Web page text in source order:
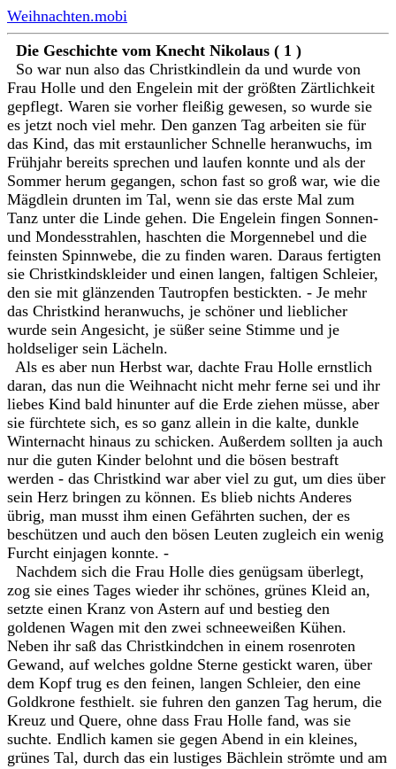
Weihnachten.mobi
Die Geschichte vom Knecht Nikolaus ( 1 )
So war nun also das Christkindlein da und wurde von
Frau Holle und den Engelein mit der größten Zärtlichkeit
gepflegt. Waren sie vorher fleißig gewesen, so wurde sie
es jetzt noch viel mehr. Den ganzen Tag arbeiten sie für
das Kind, das mit erstaunlicher Schnelle heranwuchs, im
Frühjahr bereits sprechen und laufen konnte und als der
Sommer herum gegangen, schon fast so groß war, wie die
Mägdlein drunten im Tal, wenn sie das erste Mal zum
Tanz unter die Linde gehen. Die Engelein fingen Sonnen-
und Mondesstrahlen, haschten die Morgennebel und die
feinsten Spinnwebe, die zu finden waren. Daraus fertigten
sie Christkindskleider und einen langen, faltigen Schleier,
den sie mit glänzenden Tautropfen bestickten. - Je mehr
das Christkind heranwuchs, je schöner und lieblicher
wurde sein Angesicht, je süßer seine Stimme und je
holdseliger sein Lächeln.
Als es aber nun Herbst war, dachte Frau Holle ernstlich
daran, das nun die Weihnacht nicht mehr ferne sei und ihr
liebes Kind bald hinunter auf die Erde ziehen müsse, aber
sie fürchtete sich, es so ganz allein in die kalte, dunkle
Winternacht hinaus zu schicken. Außerdem sollten ja auch
nur die guten Kinder belohnt und die bösen bestraft
werden - das Christkind war aber viel zu gut, um dies über
sein Herz bringen zu können. Es blieb nichts Anderes
übrig, man musst ihm einen Gefährten suchen, der es
beschützen und auch den bösen Leuten zugleich ein wenig
Furcht einjagen konnte. -
Nachdem sich die Frau Holle dies genügsam überlegt,
zog sie eines Tages wieder ihr schönes, grünes Kleid an,
setzte einen Kranz von Astern auf und bestieg den
goldenen Wagen mit den zwei schneeweißen Kühen.
Neben ihr saß das Christkindchen in einem rosenroten
Gewand, auf welches goldne Sterne gestickt waren, über
dem Kopf trug es den feinen, langen Schleier, den eine
Goldkrone festhielt. sie fuhren den ganzen Tag herum, die
Kreuz und Quere, ohne dass Frau Holle fand, was sie
suchte. Endlich kamen sie gegen Abend in ein kleines,
grünes Tal, durch das ein lustiges Bächlein strömte und am